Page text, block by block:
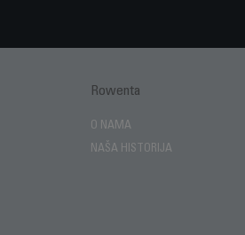
Rowenta
O NAMA
NAŠA HISTORIJA